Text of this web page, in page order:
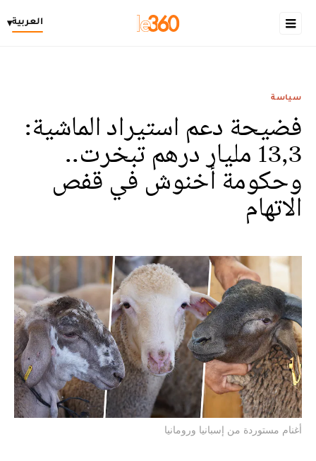
العربية▾
سياسة
فضيحة دعم استيراد الماشية:
13,3 مليار درهم تبخرت..
وحكومة أخنوش في قفص
الاتهام
أغنام مستوردة من إسبانيا ورومانيا